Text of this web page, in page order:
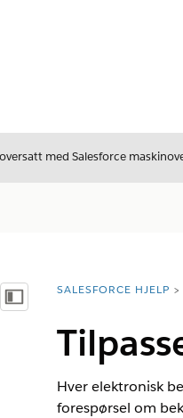
med Salesforce
Vis innholdsfortegnelse
Du er her:
SALESFORCE HJELP
Hver elektronisk
forespørsel om